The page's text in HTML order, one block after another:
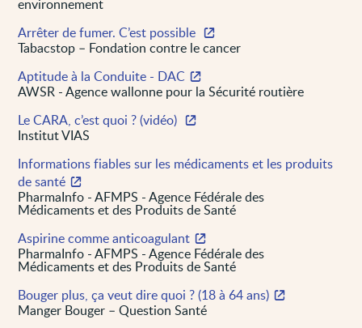
environnement
Arrêter de fumer. C’est possible
Tabacstop – Fondation contre le cancer
Aptitude à la Conduite - DAC
AWSR - Agence wallonne pour la Sécurité routière
Le CARA, c’est quoi ? (vidéo)
Institut VIAS
Informations fiables sur les médicaments et les produits
de santé
PharmaInfo - AFMPS - Agence Fédérale des
Médicaments et des Produits de Santé
Aspirine comme anticoagulant
PharmaInfo - AFMPS - Agence Fédérale des
Médicaments et des Produits de Santé
Bouger plus, ça veut dire quoi ? (18 à 64 ans)
Manger Bouger – Question Santé